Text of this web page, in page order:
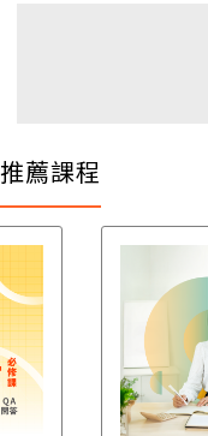
推薦課程